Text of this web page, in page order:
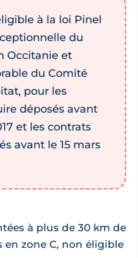
à la loi Pinel
du
Occitanie et
du Comité
pour les
déposés avant
et les contrats
avant le 15 mars
à plus de 30 km de
en zone C, non éligible